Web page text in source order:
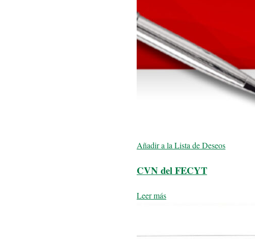
Añadir a la Lista de Deseos
CVN del FECYT
Leer más